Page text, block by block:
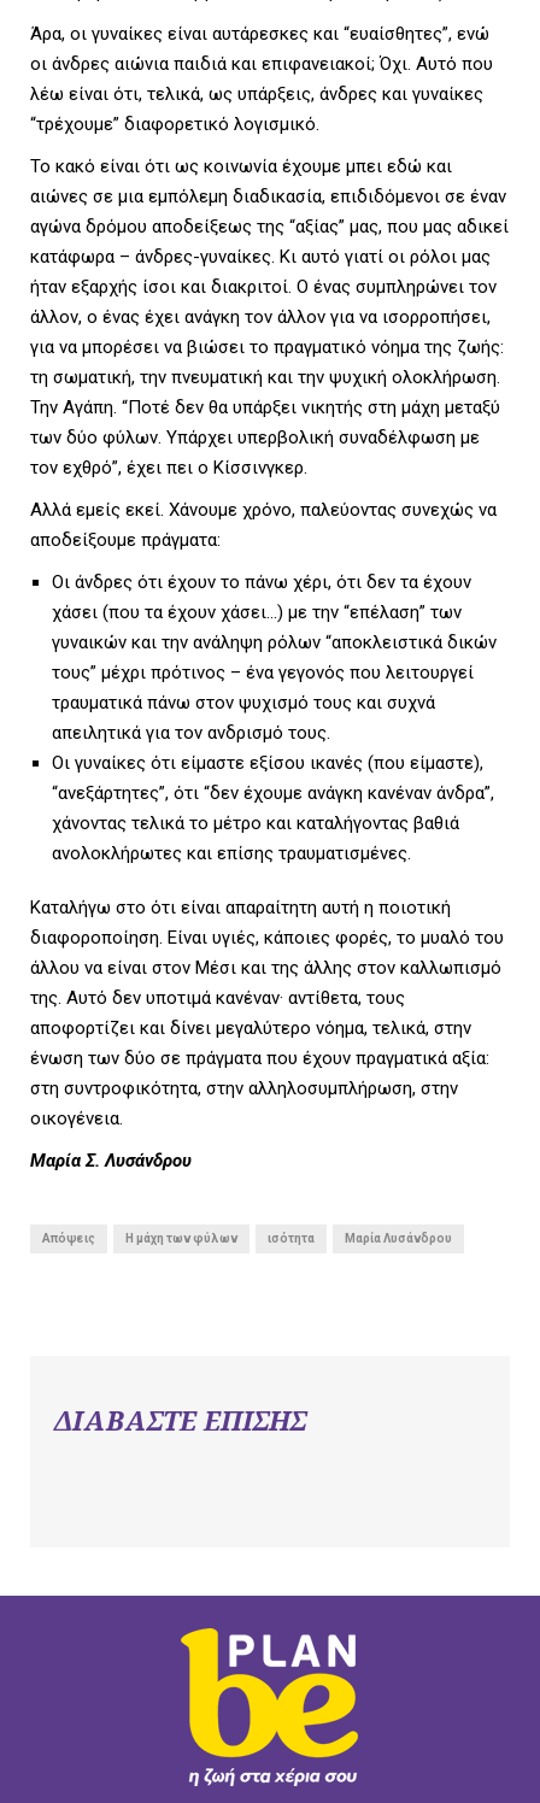
E
N
U
Άρα, οι γυναίκες είναι αυτάρεσκες και “ευαίσθητες”, ενώ
οι άνδρες αιώνια παιδιά και επιφανειακοί; Όχι. Αυτό που
λέω είναι ότι, τελικά, ως υπάρξεις, άνδρες και γυναίκες
“τρέχουμε” διαφορετικό λογισμικό.
Το κακό είναι ότι ως κοινωνία έχουμε μπει εδώ και
αιώνες σε μια εμπόλεμη διαδικασία, επιδιδόμενοι σε έναν
αγώνα δρόμου αποδείξεως της “αξίας” μας, που μας αδικεί
κατάφωρα – άνδρες-γυναίκες. Κι αυτό γιατί οι ρόλοι μας
ήταν εξαρχής ίσοι και διακριτοί. Ο ένας συμπληρώνει τον
άλλον, ο ένας έχει ανάγκη τον άλλον για να ισορροπήσει,
για να μπορέσει να βιώσει το πραγματικό νόημα της ζωής:
τη σωματική, την πνευματική και την ψυχική ολοκλήρωση.
Την Αγάπη. “Ποτέ δεν θα υπάρξει νικητής στη μάχη μεταξύ
των δύο φύλων. Υπάρχει υπερβολική συναδέλφωση με
τον εχθρό”, έχει πει ο Κίσσινγκερ.
Αλλά εμείς εκεί. Χάνουμε χρόνο, παλεύοντας συνεχώς να
αποδείξουμε πράγματα:
Οι άνδρες ότι έχουν το πάνω χέρι, ότι δεν τα έχουν
χάσει (που τα έχουν χάσει…) με την “επέλαση” των
γυναικών και την ανάληψη ρόλων “αποκλειστικά δικών
τους” μέχρι πρότινος – ένα γεγονός που λειτουργεί
τραυματικά πάνω στον ψυχισμό τους και συχνά
απειλητικά για τον ανδρισμό τους.
Οι γυναίκες ότι είμαστε εξίσου ικανές (που είμαστε),
“ανεξάρτητες”, ότι “δεν έχουμε ανάγκη κανέναν άνδρα”,
χάνοντας τελικά το μέτρο και καταλήγοντας βαθιά
ανολοκλήρωτες και επίσης τραυματισμένες.
Καταλήγω στο ότι είναι απαραίτητη αυτή η ποιοτική
διαφοροποίηση. Είναι υγιές, κάποιες φορές, το μυαλό του
άλλου να είναι στον Μέσι και της άλλης στον καλλωπισμό
της. Αυτό δεν υποτιμά κανέναν· αντίθετα, τους
αποφορτίζει και δίνει μεγαλύτερο νόημα, τελικά, στην
ένωση των δύο σε πράγματα που έχουν πραγματικά αξία:
στη συντροφικότητα, στην αλληλοσυμπλήρωση, στην
οικογένεια.
Μαρία Σ. Λυσάνδρου
Απόψεις Η μάχη των φύλων ισότητα Μαρία Λυσάνδρου
ΔΙΑΒΑΣΤΕ ΕΠΙΣΗΣ